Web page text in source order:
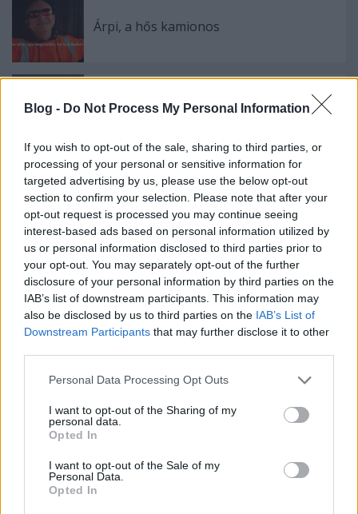
Blog - Do Not Process My Personal Information
If you wish to opt-out of the sale, sharing to third parties, or
processing of your personal or sensitive information for
targeted advertising by us, please use the below opt-out
section to confirm your selection. Please note that after your
opt-out request is processed you may continue seeing
interest-based ads based on personal information utilized by
us or personal information disclosed to third parties prior to
your opt-out. You may separately opt-out of the further
disclosure of your personal information by third parties on the
IAB’s list of downstream participants. This information may
also be disclosed by us to third parties on the IAB’s List of
Downstream Participants that may further disclose it to other
Please note that this website/app uses one or more Google
not limited to your visit or usage behaviour. You may click to
grant or deny consent to Google and its third-party tags to
use your data for below specified purposes in below Google
consent section.
Personal Data Processing Opt Outs
I want to opt-out of the Sharing of my
personal data.
Opted In
I want to opt-out of the Sale of my
Personal Data.
Opted In
Árpi, a hős kamionos
Fog-e a héten török tankokat bombázni
az orosz légierő?
A kommentelők után már magát is
cenzúrázza a 444
Szólj hozzá!
A hozzászóláshoz be kell lépned!